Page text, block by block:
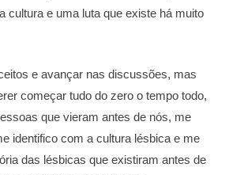
cultura e uma luta que existe há muito
e avançar nas discussões, mas
começar tudo do zero o tempo todo,
que vieram antes de nós, me
identifico com a cultura lésbica e me
das lésbicas que existiram antes de